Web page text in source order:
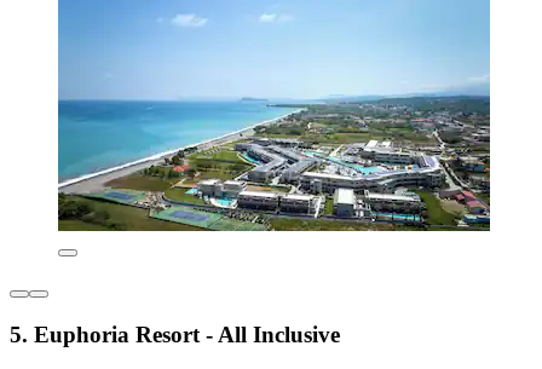
5. Euphoria Resort - All Inclusive